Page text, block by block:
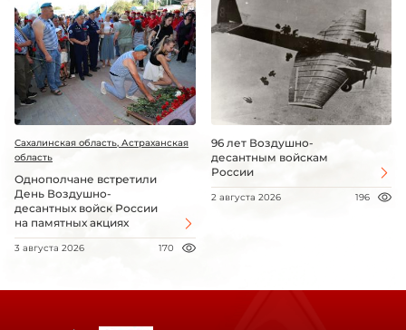
Сахалинская область, Астраханская
область
Однополчане встретили
День Воздушно-
десантных войск России
на памятных акциях
3 августа 2026 170
96 лет Воздушно-
десантным войскам
России
2 августа 2026 196